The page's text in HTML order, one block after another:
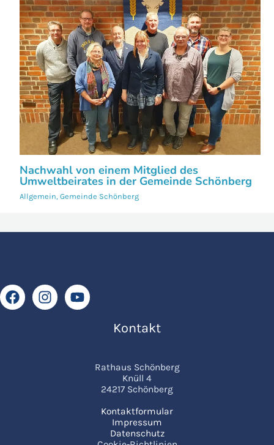
Nachwahl von einem Mitglied des
Umweltbeirates in der Gemeinde Schönberg
Allgemein,Gemeinde Schönberg
Kontakt
Rathaus Schönberg
Knüll 4
24217 Schönberg
Kontaktformular
Impressum
Datenschutz